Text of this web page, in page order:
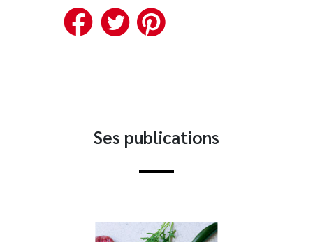
AUTEURS
À PROPOS
Facebook
Twitter
Ses publications